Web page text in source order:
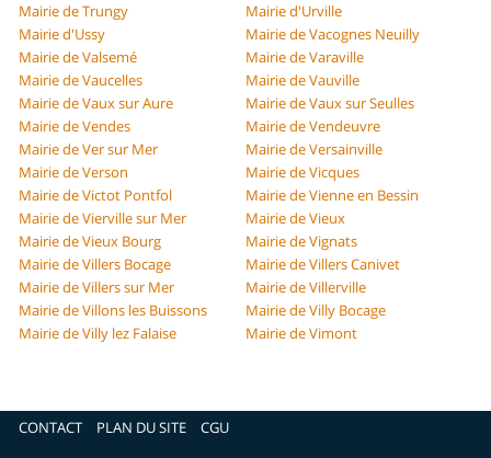
Mairie de Trungy
Mairie d'Urville
Mairie d'Ussy
Mairie de Vacognes Neuilly
Mairie de Valsemé
Mairie de Varaville
Mairie de Vaucelles
Mairie de Vauville
Mairie de Vaux sur Aure
Mairie de Vaux sur Seulles
Mairie de Vendes
Mairie de Vendeuvre
Mairie de Ver sur Mer
Mairie de Versainville
Mairie de Verson
Mairie de Vicques
Mairie de Victot Pontfol
Mairie de Vienne en Bessin
Mairie de Vierville sur Mer
Mairie de Vieux
Mairie de Vieux Bourg
Mairie de Vignats
Mairie de Villers Bocage
Mairie de Villers Canivet
Mairie de Villers sur Mer
Mairie de Villerville
Mairie de Villons les Buissons
Mairie de Villy Bocage
Mairie de Villy lez Falaise
Mairie de Vimont
CONTACT PLAN DU SITE CGU